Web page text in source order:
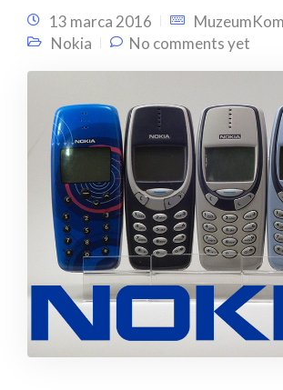
13 marca 2016
Nokia
No comments yet